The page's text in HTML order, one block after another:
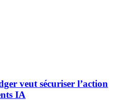
veut sécuriser l’action
IA